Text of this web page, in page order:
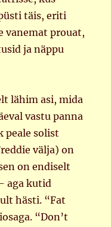
täis, eriti
vanemat prouat,
ja näppu
lähim asi, mida
vastu panna
peale solist
välja) on
on endiselt
aga kutid
hästi. “Fat
“Don’t